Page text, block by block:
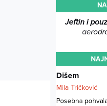
Jeftin i
Dišem
Mila Tričković
Posebna